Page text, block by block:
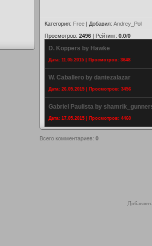
Категория: Free | Добавил: Andrey_Pol
Просмотров: 2496 | Рейтинг: 0.0/0
D. Koppers by Hawke
Дата: 11.05.2015 | Просмотров: 3648
W. Caballero by dantezalazar
Дата: 26.05.2015 | Просмотров: 3456
Gabriel Paulista by
Дата: 17.05.2015 | Просмотров: 4460
Всего комментариев: 0